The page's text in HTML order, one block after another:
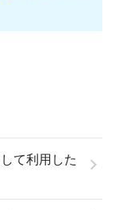
て利用した